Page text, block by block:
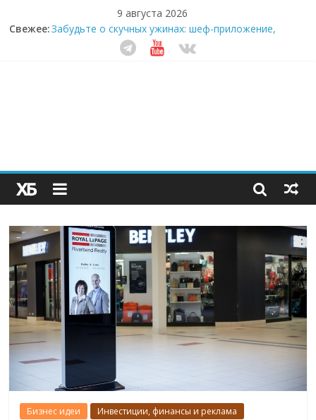
9 августа 2026
Свежее:
Секрет супергидратации: почему кокосовая вода с
пребиотиками становится главным трендом
здорового питания
Как простая наклейка заставляет миллионы людей
не забывать о самом важном креме этим летом
Бизнес идеи Инвестиции, финансы и реклама